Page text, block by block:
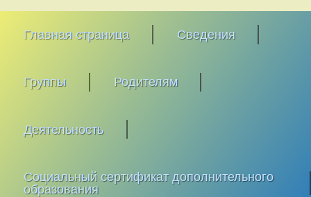
Главная страница Сведения
Группы Родителям
Деятельность
Социальный сертификат дополнительного
образования